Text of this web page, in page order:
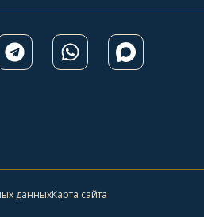
данныхКарта сайта